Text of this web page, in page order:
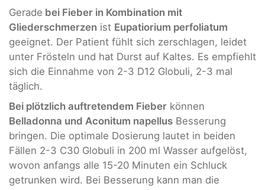
Gerade bei Fieber in Kombination mit
Gliederschmerzen ist Eupatiorium perfoliatum
geeignet. Der Patient fühlt sich zerschlagen, leidet
unter Frösteln und hat Durst auf Kaltes. Es empfiehlt
sich die Einnahme von 2-3 D12 Globuli, 2-3 mal
täglich.
Bei plötzlich auftretendem Fieber können
Belladonna und Aconitum napellus Besserung
bringen. Die optimale Dosierung lautet in beiden
Fällen 2-3 C30 Globuli in 200 ml Wasser aufgelöst,
wovon anfangs alle 15-20 Minuten ein Schluck
getrunken wird. Bei Besserung kann man die